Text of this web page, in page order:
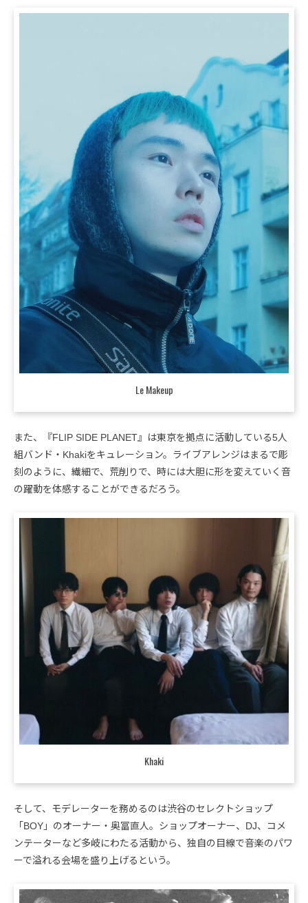
Le Makeup
また、『FLIP SIDE PLANET』は東京を拠点に活動している5人
組バンド・Khakiをキュレーション。ライブアレンジはまるで彫
刻のように、繊細で、荒削りで、時には大胆に形を変えていく音
の躍動を体感することができるだろう。
Khaki
そして、モデレーターを務めるのは渋谷のセレクトショップ
「BOY」のオーナー・奥冨直人。ショップオーナー、DJ、コメ
ンテーターなど多岐にわたる活動から、独自の目線で音楽のパワ
ーで溢れる会場を盛り上げるという。